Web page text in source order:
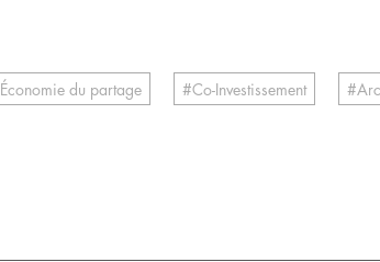
Économie du partage Co-Investissement